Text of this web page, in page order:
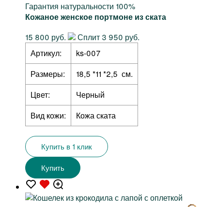
Гарантия натуральности 100%
Кожаное женское портмоне из ската
15 800 руб.
Сплит 3 950 руб.
Артикул:
ks-007
Размеры:
18,5 *11 *2,5 см.
Цвет:
Черный
Вид кожи:
Кожа ската
Купить в 1 клик
Купить